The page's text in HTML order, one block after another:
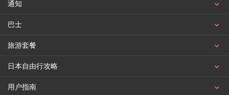
通知
巴士
旅游套餐
日本自由行攻略
用户指南